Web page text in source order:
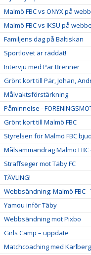
Malmö FBC vs ONYX på
Malmö FBC vs IKSU på
Familjens dag på Baltiskan
Sportlovet är räddat!
Intervju med Pär Brenner
Grönt kort till Pär, Johan,
Målvaktsförstärkning
Påminnelse -
Grönt kort till Malmö FBC
Styrelsen för Malmö FBC
Målsammandrag Malmö FBC
Straffseger mot Täby FC
TÄVLING!
Webbsändning: Malmö FBC -
Yamou inför Täby
Webbsändning mot Pixbo
Girls Camp – uppdate
Matchcoaching med Karlberg